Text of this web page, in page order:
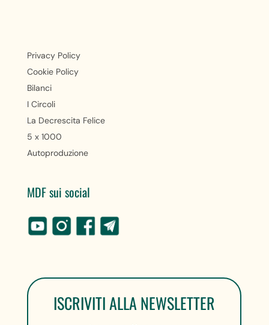
Privacy Policy
Cookie Policy
Bilanci
I Circoli
La Decrescita Felice
5 x 1000
Autoproduzione
MDF sui social
ISCRIVITI ALLA NEWSLETTER